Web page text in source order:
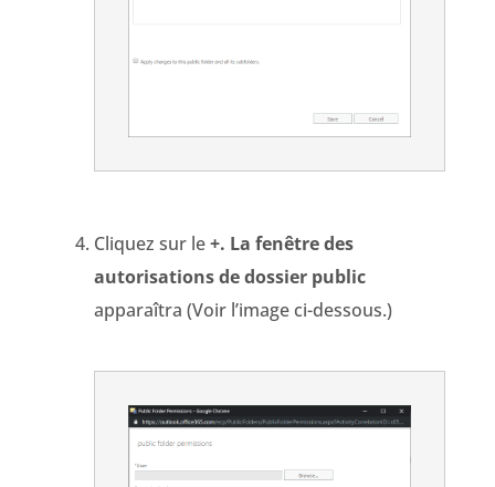
Cliquez sur le+. La fenêtre des
autorisations de dossier public
apparaîtra (Voir l’image ci-dessous.)